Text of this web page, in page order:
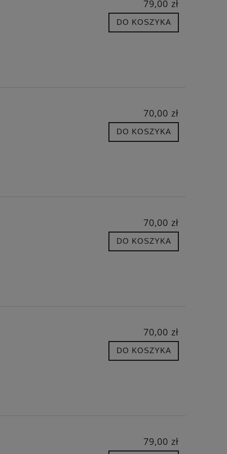
79,00 zł
DO KOSZYKA
70,00 zł
DO KOSZYKA
70,00 zł
DO KOSZYKA
70,00 zł
DO KOSZYKA
79,00 zł